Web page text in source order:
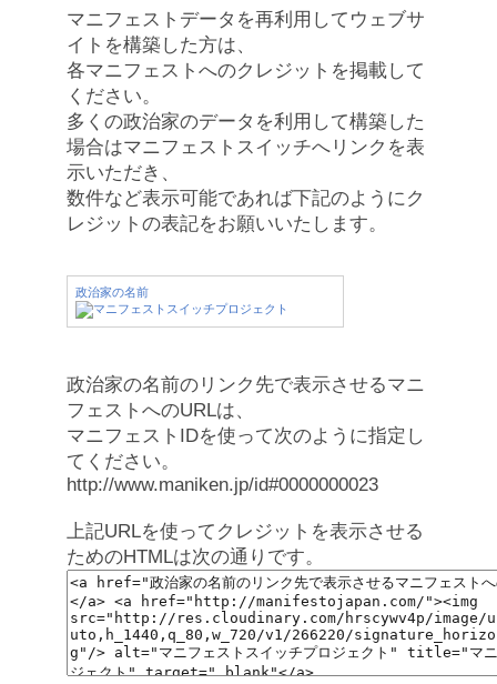
マニフェストデータを再利用してウェブサ
イトを構築した方は、
各マニフェストへのクレジットを掲載して
ください。
多くの政治家のデータを利用して構築した
場合はマニフェストスイッチへリンクを表
示いただき、
数件など表示可能であれば下記のようにク
レジットの表記をお願いいたします。
政治家の名前
政治家の名前のリンク先で表示させるマニ
フェストへのURLは、
マニフェストIDを使って次のように指定し
てください。
http://www.maniken.jp/id#0000000023
上記URLを使ってクレジットを表示させる
ためのHTMLは次の通りです。